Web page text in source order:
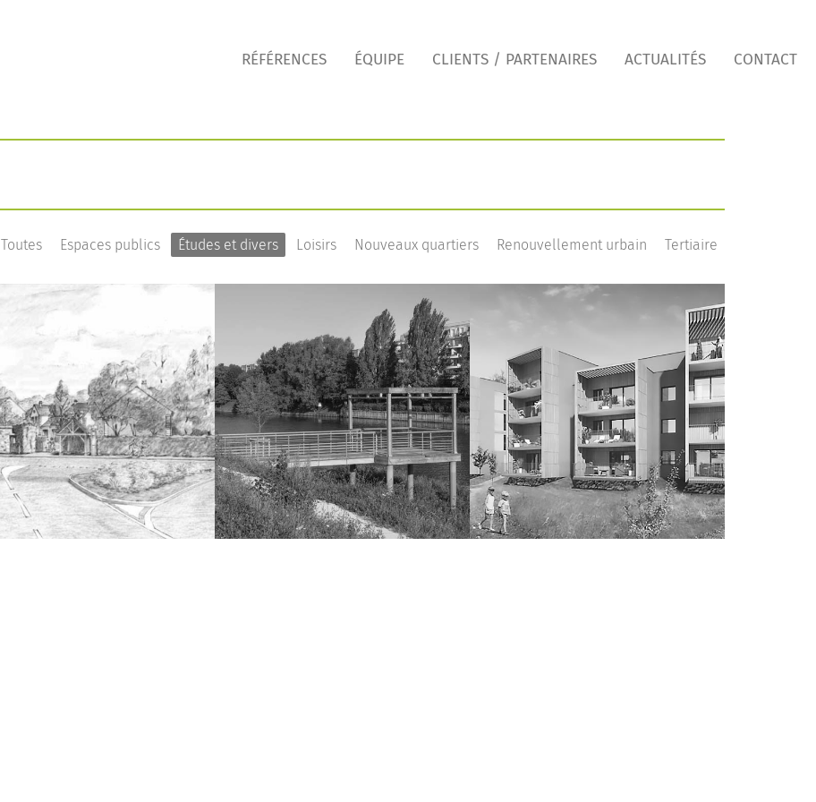
RÉFÉRENCES ÉQUIPE CLIENTS / PARTENAIRES ACTUALITÉS CONTACT
Toutes Espaces publics Études et divers Loisirs Nouveaux quartiers Renouvellement urbain Tertiaire